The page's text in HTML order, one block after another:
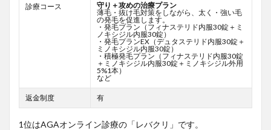
診療コース
守り＋攻めの治療プラン
薄毛・抜け毛対策をしながら、太く・強い毛
の発毛を促進します。
・発毛プラン（フィナステリド内服30錠＋ミ
ノキシジル内服30錠）
・発毛プランEX（デュタステリド内服30錠＋
ミノキシジル内服30錠）
・積極発毛プラン（フィナステリド内服30錠
＋ミノキシジル内服30錠＋ミノキシジル外用
5%1本）
など
返金制度 有
1位はAGAオンライン診療の「レバクリ」です。